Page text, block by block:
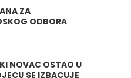
ZA
ODBORA
NOVAC OSTAO U
SE IZBACUJE